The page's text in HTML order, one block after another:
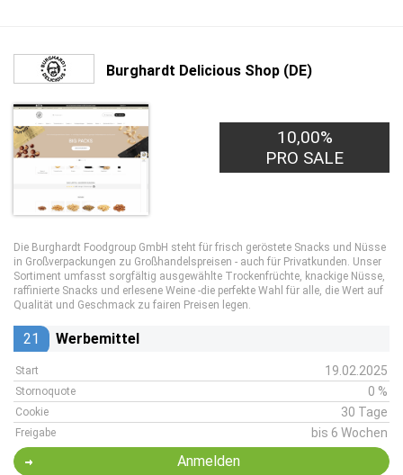
Burghardt Delicious Shop (DE)
10,00%
PRO SALE
Die Burghardt Foodgroup GmbH steht für frisch geröstete Snacks und Nüsse
in Großverpackungen zu Großhandelspreisen - auch für Privatkunden. Unser
Sortiment umfasst sorgfältig ausgewählte Trockenfrüchte, knackige Nüsse,
raffinierte Snacks und erlesene Weine -die perfekte Wahl für alle, die Wert auf
Qualität und Geschmack zu fairen Preisen legen.
21 Werbemittel
Start 19.02.2025
Stornoquote 0 %
Cookie 30 Tage
Freigabe bis 6 Wochen
Anmelden